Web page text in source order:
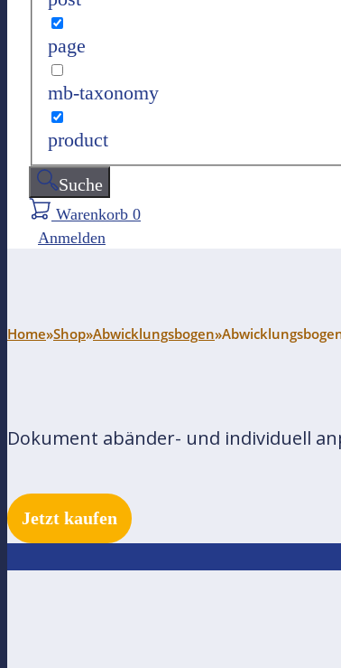
page
mb-taxonomy
product
Suche
Warenkorb 0
Anmelden
Home»Shop»Abwicklungsbogen»
Dokument abänder- und individuell
Jetzt kaufen